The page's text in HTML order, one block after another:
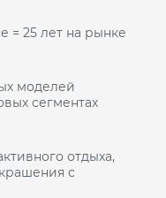
= 25 лет на рынке
моделей
сегментах
отдыха,
с